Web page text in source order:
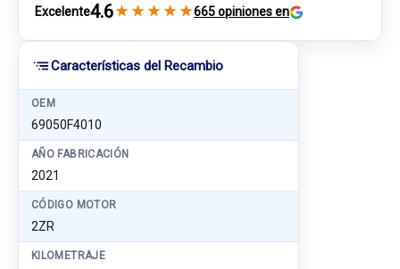
Características del Recambio
OEM
69050F4010
AÑO FABRICACIÓN
2021
CÓDIGO MOTOR
2ZR
KILOMETRAJE
Excelente4.6★ ★ ★ ★ ★665 opiniones en